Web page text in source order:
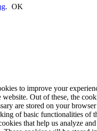
. OK
to improve your
Out of these, the
are stored on your
of basic functionalities of
that help us analyze